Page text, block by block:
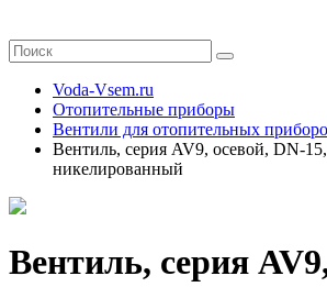
Voda-Vsem.ru
Отопительные приборы
Вентили для отопительных
Вентиль, серия AV9, осевой, DN-
никелированный
Вентиль, серия